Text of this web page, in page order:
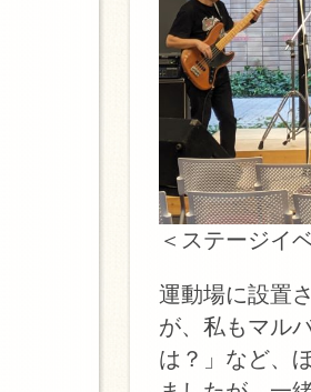
＜ステージイ
運動場に設置
が、私もマル
は？」など、